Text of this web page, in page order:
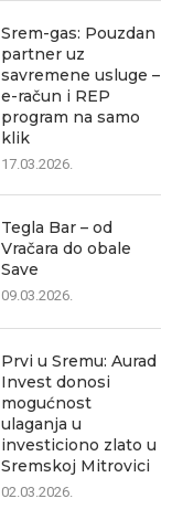
Srem-gas: Pouzdan
partner uz
savremene usluge –
e-račun i REP
program na samo
klik
17.03.2026.
Tegla Bar – od
Vračara do obale
Save
09.03.2026.
Prvi u Sremu: Aurad
Invest donosi
mogućnost
ulaganja u
investiciono zlato u
Sremskoj Mitrovici
02.03.2026.